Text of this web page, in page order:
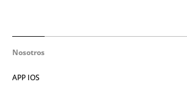
Nosotros
APP IOS